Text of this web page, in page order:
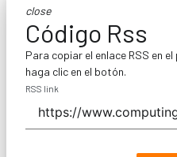
close
Código Rss
Para copiar el enlace RSS en
haga clic en el botón.
RSS link